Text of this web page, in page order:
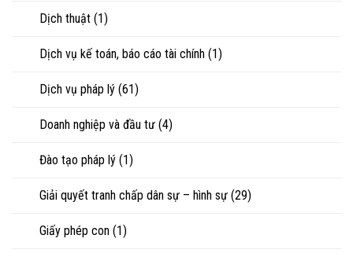
chấp
Dịch thuật (1)
Dịch vụ kế toán, báo cáo tài chính (1)
Dịch vụ pháp lý (61)
Doanh nghiệp và đầu tư (4)
Đào tạo pháp lý (1)
Giải quyết tranh chấp dân sự – hình sự (29)
Giấy phép con (1)